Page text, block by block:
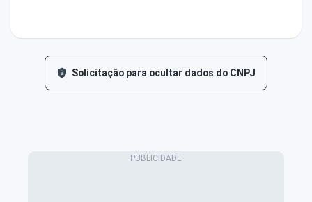
Solicitação para ocultar dados do CNPJ